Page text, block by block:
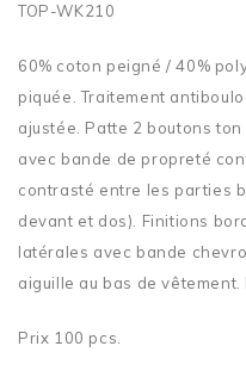
TOP-WK210
60% coton peigné / 40%
piquée. Traitement
ajustée. Patte 2 boutons
avec bande de propreté
contrasté entre les parties
devant et dos). Finitions
latérales avec bande
aiguille au bas de vêtement.
Prix 100 pcs.